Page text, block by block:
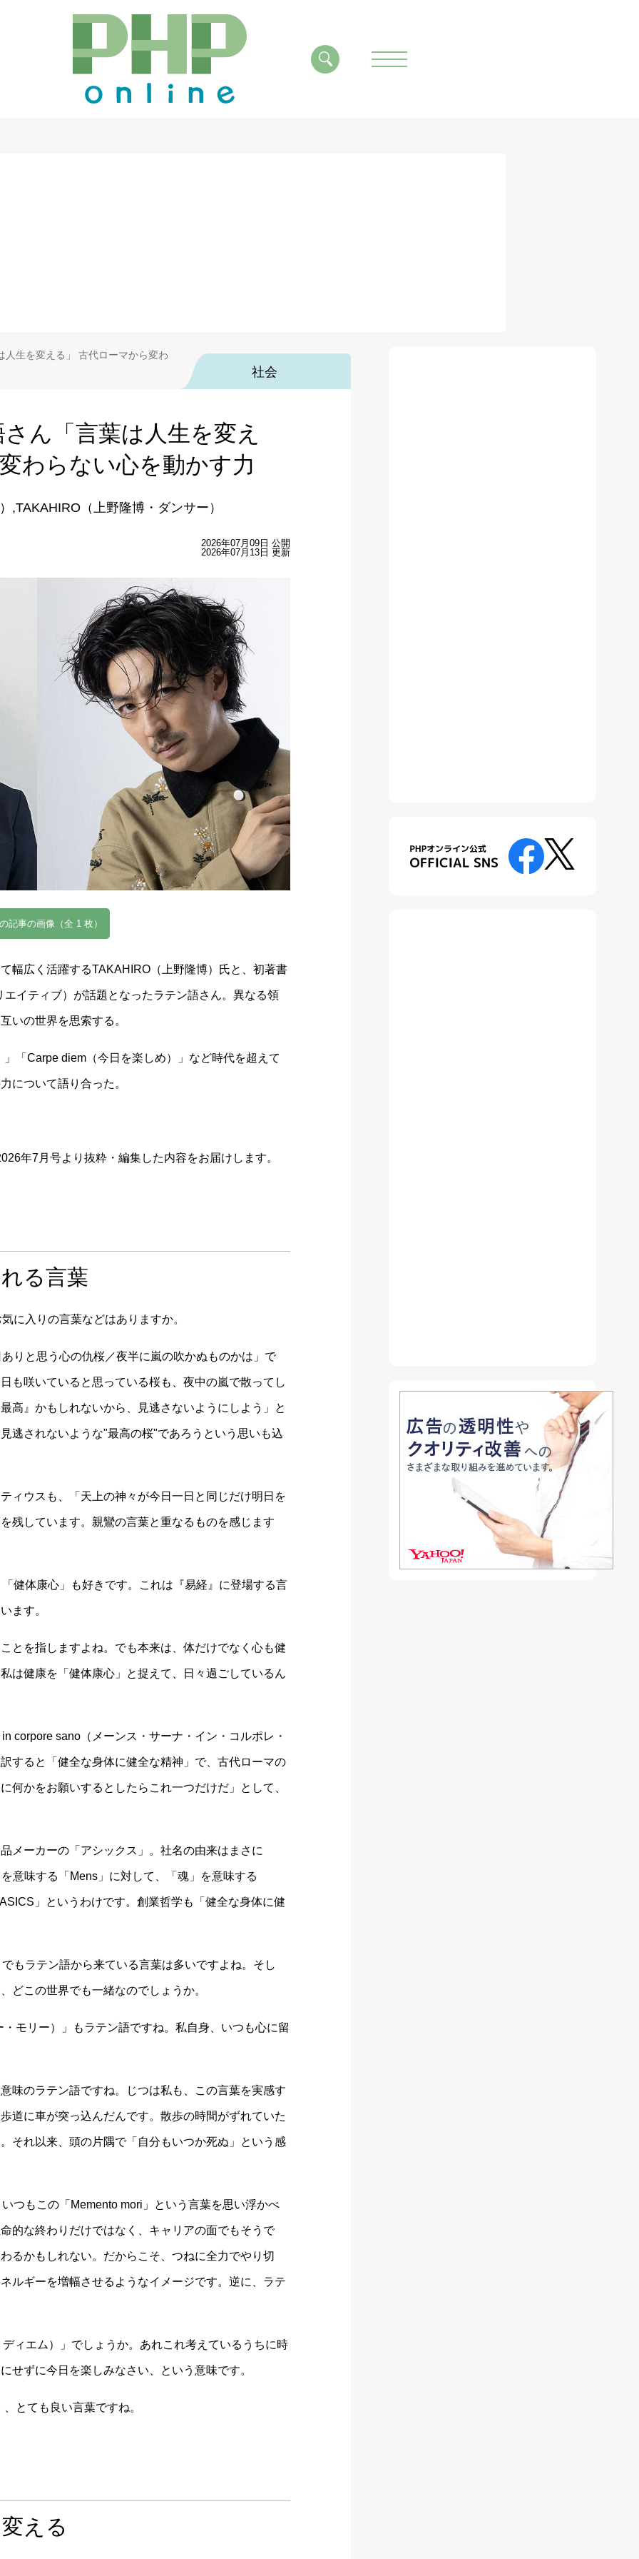
人生を変える」 古代ローマから変わ
社会
ん「言葉は人生を変え
わらない心を動かす力
,TAKAHIRO（上野隆博・ダンサー）
2026年07月09日 公開
2026年07月13日 更新
記事の画像（全 1 枚）
幅広く活躍するTAKAHIRO（上野隆博）氏と、初著書
イティブ）が話題となったラテン語さん。異なる領
いの世界を思索する。
「Carpe diem（今日を楽しめ）」など時代を超えて
について語り合った。
年7月号より抜粋・編集した内容をお届けします。
る言葉
に入りの言葉などはありますか。
りと思う心の仇桜／夜半に嵐の吹かぬものかは」で
も咲いていると思っている桜も、夜中の嵐で散ってし
高』かもしれないから、見逃さないようにしよう」と
逃されないような"最高の桜"であろうという思いも込
ィウスも、「天上の神々が今日一日と同じだけ明日を
残しています。親鸞の言葉と重なるものを感じます
健体康心」も好きです。これは『易経』に登場する言
ます。
とを指しますよね。でも本来は、体だけでなく心も健
は健康を「健体康心」と捉えて、日々過ごしているん
corpore sano（メーンス・サーナ・イン・コルポレ・
すると「健全な身体に健全な精神」で、古代ローマの
何かをお願いするとしたらこれ一つだけだ」として、
メーカーの「アシックス」。社名の由来はまさに
意味する「Mens」に対して、「魂」を意味する
」というわけです。創業哲学も「健全な身体に健
もラテン語から来ている言葉は多いですよね。そし
どこの世界でも一緒なのでしょうか。
モリー）」もラテン語ですね。私自身、いつも心に留
味のラテン語ですね。じつは私も、この言葉を実感す
道に車が突っ込んだんです。散歩の時間がずれていた
それ以来、頭の片隅で「自分もいつか死ぬ」という感
つもこの「Memento mori」という言葉を思い浮かべ
的な終わりだけではなく、キャリアの面でもそうで
るかもしれない。だからこそ、つねに全力でやり切
ルギーを増幅させるようなイメージです。逆に、ラテ
ィエム）」でしょうか。あれこれ考えているうちに時
せずに今日を楽しみなさい、という意味です。
とても良い言葉ですね。
える